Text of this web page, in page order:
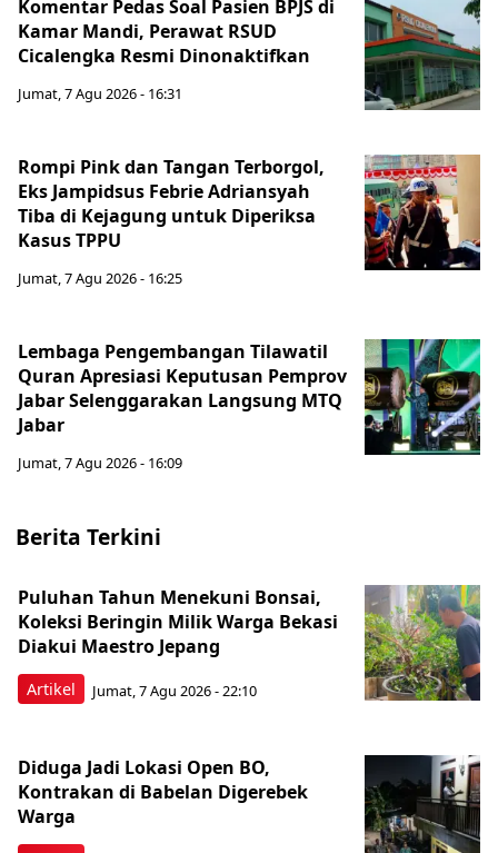
Komentar Pedas Soal Pasien BPJS di
Kamar Mandi, Perawat RSUD
Cicalengka Resmi Dinonaktifkan
Jumat, 7 Agu 2026 - 16:31
Rompi Pink dan Tangan Terborgol,
Eks Jampidsus Febrie Adriansyah
Tiba di Kejagung untuk Diperiksa
Kasus TPPU
Jumat, 7 Agu 2026 - 16:25
Lembaga Pengembangan Tilawatil
Quran Apresiasi Keputusan Pemprov
Jabar Selenggarakan Langsung MTQ
Jabar
Jumat, 7 Agu 2026 - 16:09
Berita Terkini
Artikel
Puluhan Tahun Menekuni Bonsai,
Koleksi Beringin Milik Warga Bekasi
Diakui Maestro Jepang
Jumat, 7 Agu 2026 - 22:10
Diduga Jadi Lokasi Open BO,
Kontrakan di Babelan Digerebek
Warga